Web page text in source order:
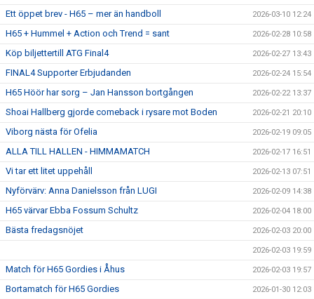
Ett öppet brev - H65 – mer än handboll 2026-03-10 12:24
H65 + Hummel + Action och Trend = sant 2026-02-28 10:58
Köp biljettertill ATG Final4 2026-02-27 13:43
FINAL4 Supporter Erbjudanden 2026-02-24 15:54
H65 Höör har sorg – Jan Hansson bortgången 2026-02-22 13:37
Shoai Hallberg gjorde comeback i rysare mot Boden 2026-02-21 20:10
Viborg nästa för Ofelia 2026-02-19 09:05
ALLA TILL HALLEN - HIMMAMATCH 2026-02-17 16:51
Vi tar ett litet uppehåll 2026-02-13 07:51
Nyförvärv: Anna Danielsson från LUGI 2026-02-09 14:38
H65 värvar Ebba Fossum Schultz 2026-02-04 18:00
Bästa fredagsnöjet 2026-02-03 20:00
2026-02-03 19:59
Match för H65 Gordies i Åhus 2026-02-03 19:57
Bortamatch för H65 Gordies 2026-01-30 12:03